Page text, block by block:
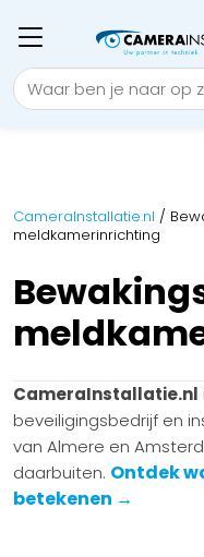
CameraInstallatie.nl /
meldkamerinrichting
CameraInstallatie.nl
beveiligingsbedrijf en
van Almere en
daarbuiten. Ontdek
betekenen →